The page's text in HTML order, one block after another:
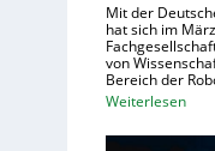
y
s
t
e
ü
r
R
o
o
Mit der
hat sich im
von
Bereich der
Weiterlesen: